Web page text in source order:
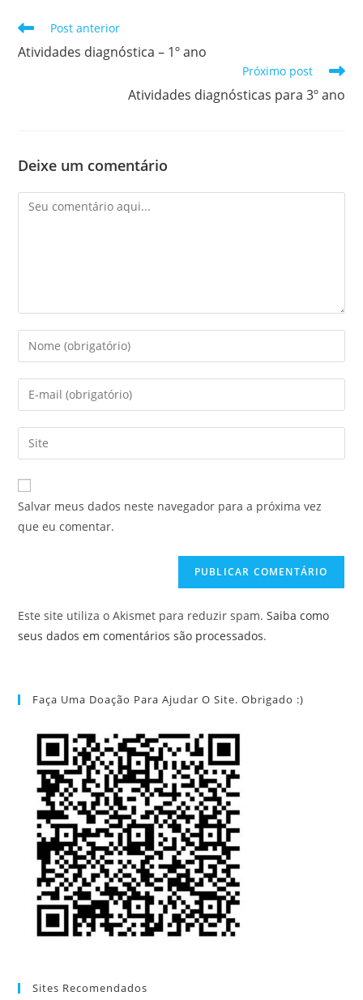
Leia
artigos
Post anterior
Atividades diagnóstica – 1º ano
Próximo post
Atividades diagnósticas para 3º ano
Deixe um comentário
Comentário
Digite
seu
nome
ou
de
usuário
para
comentar
Digite
seu
endereço
de
mail
para
comentar
Digite
o
URL
do
site
Salvar meus dados neste navegador para a próxima vez
que eu comentar.
Este site utiliza o Akismet para reduzir spam.Saiba como
seus dados em comentários são processados.
Faça Uma Doação Para Ajudar O Site. Obrigado :)
Sites Recomendados